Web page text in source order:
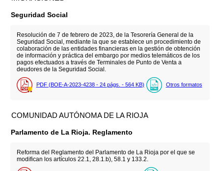
Seguridad Social
Resolución de 7 de febrero de 2023, de la Tesorería General de la
Seguridad Social, mediante la que se establece un procedimiento de
colaboración de las entidades financieras en la gestión de obtención
de información y práctica del embargo por medios telemáticos de los
pagos efectuados a través de Terminales de Punto de Venta a
deudores de la Seguridad Social.
PDF (BOE-A-2023-4238 - 24 págs. - 564 KB) Otros formatos
COMUNIDAD AUTÓNOMA DE LA RIOJA
Parlamento de La Rioja. Reglamento
Reforma del Reglamento del Parlamento de La Rioja por el que se
modifican los artículos 22.1, 28.1.b), 58.1 y 133.2.